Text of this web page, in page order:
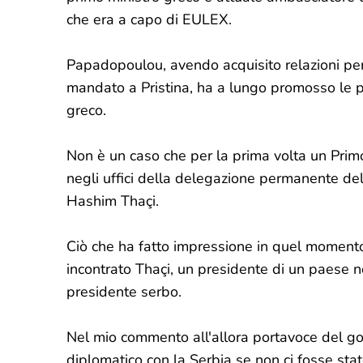
che era a capo di EULEX.
Papadopoulou, avendo acquisito relazioni
mandato a Pristina, ha a lungo promosso le
greco.
Non è un caso che per la prima volta un
negli uffici della delegazione permanente
Hashim Thaçi.
Ciò che ha fatto impressione in quel
incontrato Thaçi, un presidente di un paese
presidente serbo.
Nel mio commento all'allora portavoce del